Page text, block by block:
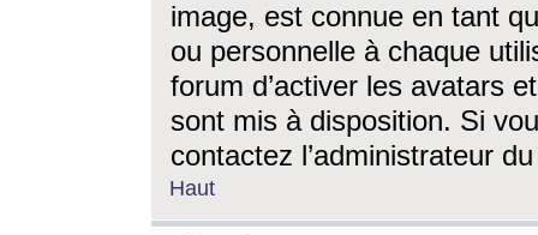
image, est connue en tant
ou personnelle à chaque
forum d’activer les avatars
sont mis à disposition. Si
contactez l’administrateur
Haut